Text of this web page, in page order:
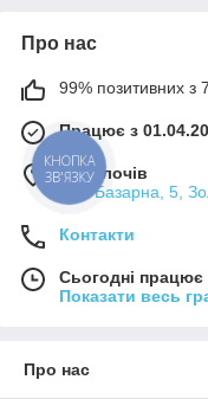
Про нас
99% позитивних з
Працює з
м. Золочів
вул. Базарна, 5,
Контакти
Сьогодні працює
Показати весь
Про нас
КНОПКА
ЗВ'ЯЗКУ